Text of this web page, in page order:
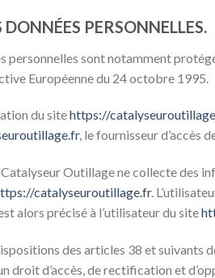
DONNÉES PERSONNELLES.
personnelles sont notamment
Européenne du 24 octobre 1995.
du sitehttps://
, le fournisseur d’accès
Outillage ne collecte des
catalyseuroutillage.fr.
alors précisé à l’utilisateur du site
des articles 38 et suivants
droit d’accès, de rectification et